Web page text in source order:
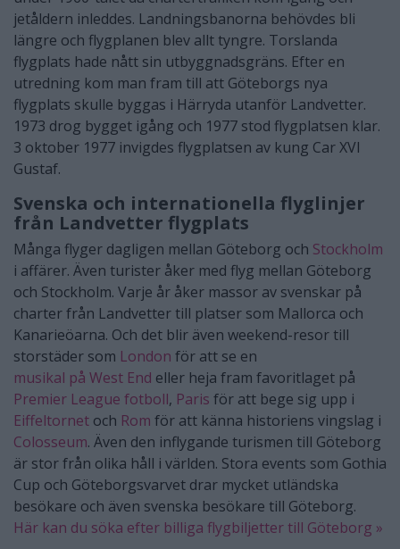
jetåldern inleddes. Landningsbanorna behövdes bli
längre och flygplanen blev allt tyngre. Torslanda
flygplats hade nått sin utbyggnadsgräns. Efter en
utredning kom man fram till att Göteborgs nya
flygplats skulle byggas i Härryda utanför Landvetter.
1973 drog bygget igång och 1977 stod flygplatsen klar.
3 oktober 1977 invigdes flygplatsen av kung Car XVI
Gustaf.
Svenska och internationella flyglinjer
från Landvetter flygplats
Många flyger dagligen mellan Göteborg och Stockholm
i affärer. Även turister åker med flyg mellan Göteborg
och Stockholm. Varje år åker massor av svenskar på
charter från Landvetter till platser som Mallorca och
Kanarieöarna. Och det blir även weekend-resor till
storstäder som London för att se en
musikal på West End eller heja fram favoritlaget på
Premier League fotboll, Paris för att bege sig upp i
Eiffeltornet och Rom för att känna historiens vingslag i
Colosseum. Även den inflygande turismen till Göteborg
är stor från olika håll i världen. Stora events som Gothia
Cup och Göteborgsvarvet drar mycket utländska
besökare och även svenska besökare till Göteborg.
Här kan du söka efter billiga flygbiljetter till Göteborg »